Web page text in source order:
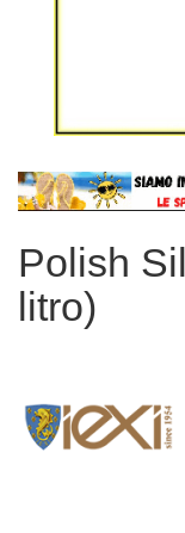
Vai
all'inizio
galleria
di
immagini
Polish
litro)